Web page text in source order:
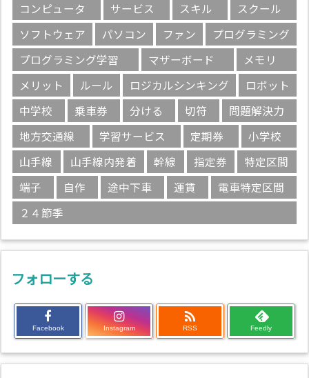
コンピュータ
サービス スキル
スクール
ソフトウェア
パソコン ファン
プログラミング
プログラミング学習
マザーボード
メモリ
メリット
ルール ロジカルシンキング
ロボット
中学校
乗車券 分ける 切符
問題解決力
地方交通線
学習サービス 定期券
小学校
山手線
山手線内発着 幹線 指定券
特定区間
端子
自作 途中下車 運賃
電車特定区間
２４節季
フォローする
Facebook Instagram

RSS Feedly